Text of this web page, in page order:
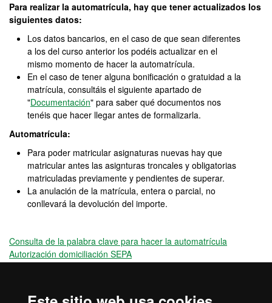
Para realizar la automatrícula, hay que tener actualizados los
siguientes datos:
Los datos bancarios, en el caso de que sean diferentes
a los del curso anterior los podéis actualizar en el
mismo momento de hacer la automatrícula.
En el caso de tener alguna bonificación o gratuidad a la
matrícula, consultáis el siguiente apartado de
"Documentación" para saber qué documentos nos
tenéis que hacer llegar antes de formalizarla.
Automatrícula:
Para poder matricular asignaturas nuevas hay que
matricular antes las asignturas troncales y obligatorias
matriculadas previamente y pendientes de superar.
La anulación de la matrícula, entera o parcial, no
conllevará la devolución del importe.
Consulta de la palabra clave para hacer la automatrícula
Autorización domiciliación SEPA